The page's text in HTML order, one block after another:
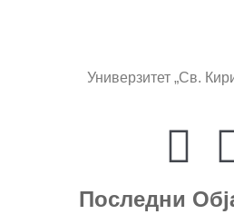
Универзитет „Св.
Последни